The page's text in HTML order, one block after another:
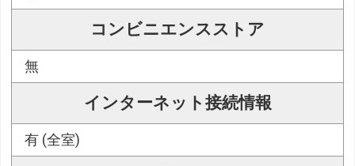
コンビニエンスストア
無
インターネット接続情報
有 (全室)